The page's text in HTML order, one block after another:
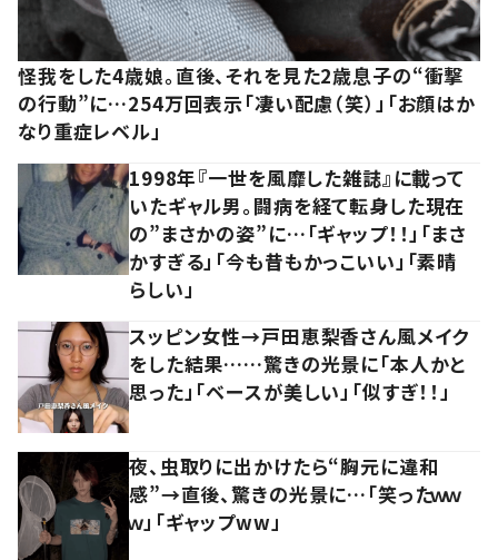
怪我をした4歳娘。直後、それを見た2歳息子の“衝撃
の行動”に…254万回表示「凄い配慮（笑）」「お顔はか
なり重症レベル」
1998年『一世を風靡した雑誌』に載って
いたギャル男。闘病を経て転身した現在
の”まさかの姿”に…「ギャップ！！」「まさ
かすぎる」「今も昔もかっこいい」「素晴
らしい」
スッピン女性→戸田恵梨香さん風メイク
をした結果……驚きの光景に「本人かと
思った」「ベースが美しい」「似すぎ！！」
夜、虫取りに出かけたら“胸元に違和
感”→直後、驚きの光景に…「笑ったｗｗ
ｗ」「ギャップww」